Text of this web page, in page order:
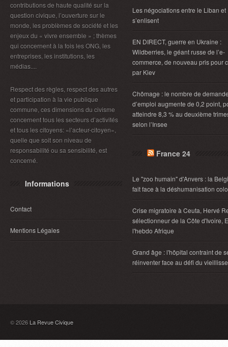
contributions de haute qualité sur la
question civique, l’ouverture sur le
monde, les problèmes de société et les
enjeux du « vivre ensemble » ; thèmes
qui concernent à la fois les ONG, les
entreprises, les institutions, les
médias....
Respect des règles, respect des autres
et participation à la vie publique
commune, ces dimensions du civisme
concernent tous les secteurs d’activités
et tous les citoyens: «l’acteur-citoyen»,
quelle que soit son niveau de
responsabilité ou sa sensibilité, est
concerné.
Informations
Contact
Mentions Légales
Les négociations entre le Liban et
s’enlisent
EN DIRECT, guerre en Ukraine :
Wildberries, le géant russe de l’e-
commerce, de nouveau pris pour
par Kiev
Chômage : le nombre de
d’emploi augmente de 0,2 point,
atteindre 8,3 % au deuxième
selon l’Insee
France 24
Le "zoo humain" d'Anvers : la
fait face à la déshumanisation
Crise migratoire à Ceuta, Hervé
sélectionneur de la Côte d'Ivoire,
l'hebdo Afrique
Grand âge : l'hôpital contraint de
réinventer face au défi du
© 2026 La Revue Civique